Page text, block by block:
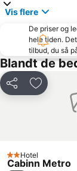
Indre By
København Zoo
Strøget
Christiania
Frederiksberg
Helsingør Havn
Ballerup Centret
Vis flere
De priser og
hele tiden.
tilbud, du så
Blandt de
Del Føj til
2 Stjerner
Hotel
Cabinn Metro